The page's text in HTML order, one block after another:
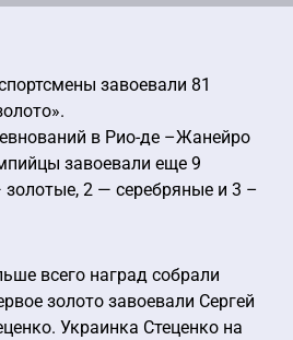
завоевали 81
в Рио-де –Жанейро
завоевали еще 9
2 — серебряные и 3 –
всего наград собрали
золото завоевали Сергей
Украинка Стеценко на